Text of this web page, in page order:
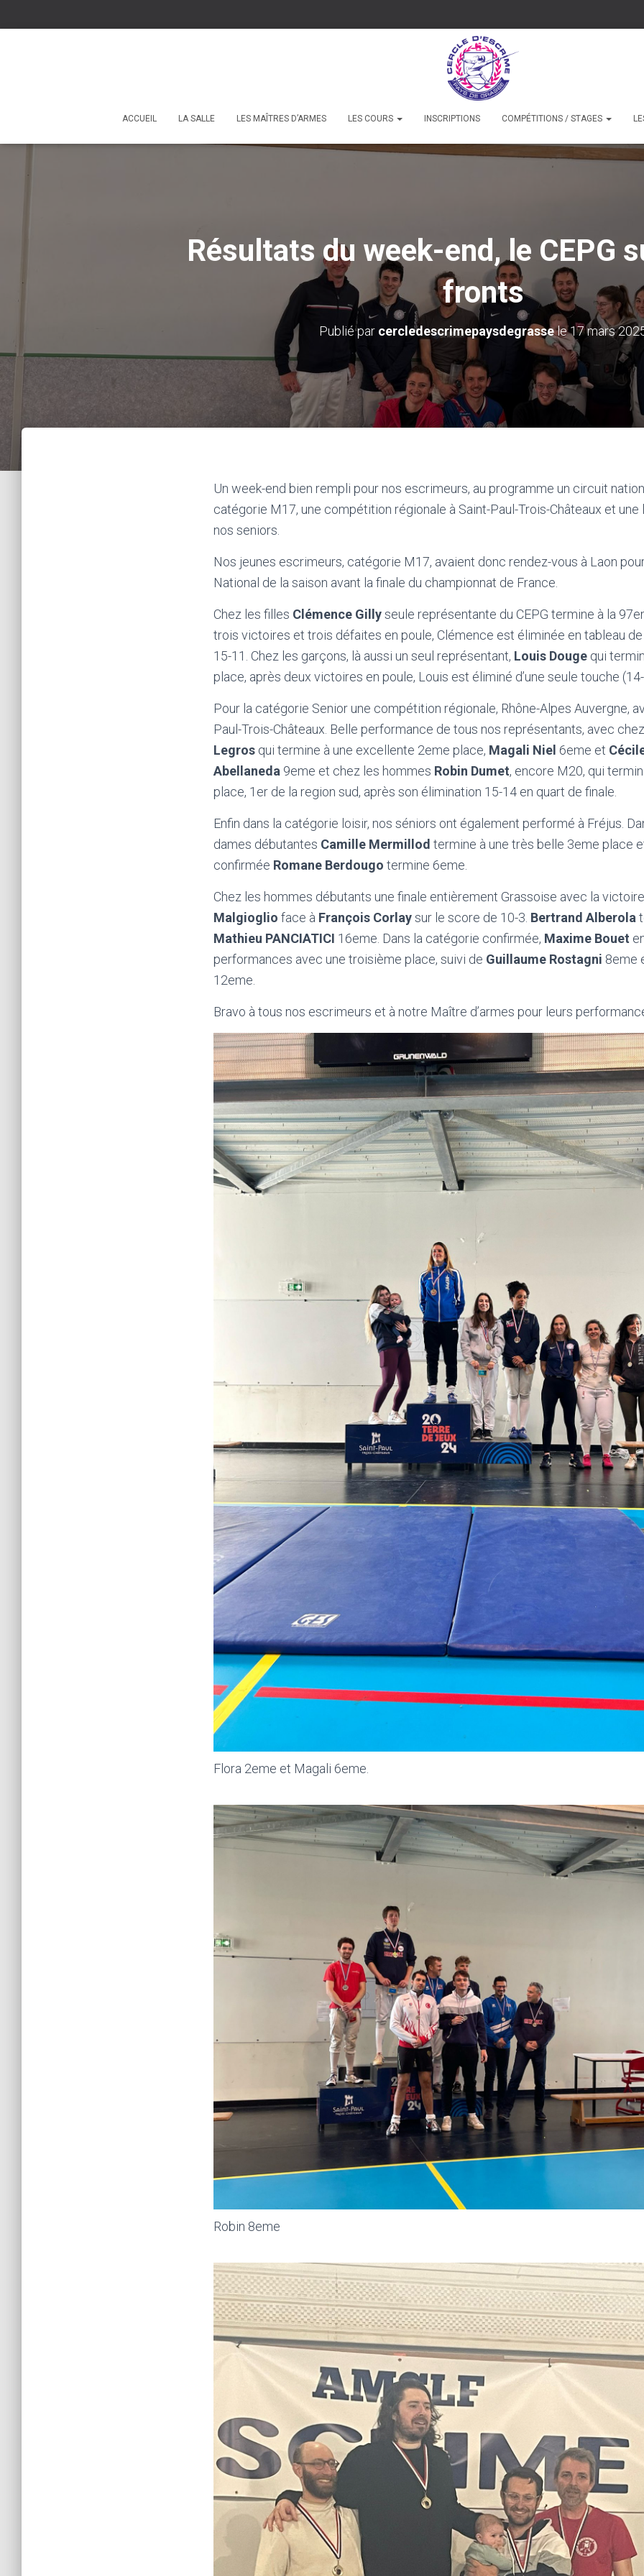
ACCUEIL LA SALLE LES MAÎTRES D’ARMES LES COURS INSCRIPTIONS COMPÉTITIONS / STAGES
Résultats du week-end, le CEPG
fronts
Publié par cercledescrimepaysdegrassele17 mars
Un week-end bien rempli pour nos escrimeurs, au programme un circuit
catégorie M17, une compétition régionale à Saint-Paul-Trois-Châteaux et une
nos seniors.
Nos jeunes escrimeurs, catégorie M17, avaient donc rendez-vous à Laon
National de la saison avant la finale du championnat de France.
Chez les filles Clémence Gillyseule représentante du CEPG termine à la
trois victoires et trois défaites en poule, Clémence est éliminée en tableau
15-11. Chez les garçons, là aussi un seul représentant, Louis Douge qui
place, après deux victoires en poule, Louis est éliminé d’une seule touche
Pour la catégorie Senior une compétition régionale, Rhône-Alpes Auvergne,
Paul-Trois-Châteaux. Belle performance de tous nos représentants, avec
Legros qui termine à une excellente 2eme place, Magali Niel 6eme et
Abellaneda 9eme et chez les hommes Robin Dumet, encore M20, qui
place, 1er de la region sud, après son élimination 15-14 en quart de finale.
Enfin dans la catégorie loisir, nos séniors ont également performé à Fréjus.
dames débutantes Camille Mermillod termine à une très belle 3eme place
confirmée Romane Berdougo termine 6eme.
Chez les hommes débutants une finale entièrement Grassoise avec la
Malgioglio face à François Corlaysur le score de 10-3. Bertrand Alberola
Mathieu PANCIATICI 16eme. Dans la catégorie confirmée, Maxime Bouet
performances avec une troisième place, suivi de Guillaume Rostagni 8eme
12eme.
Bravo à tous nos escrimeurs et à notre Maître d’armes pour leurs
Flora 2eme et Magali 6eme.
Robin 8eme